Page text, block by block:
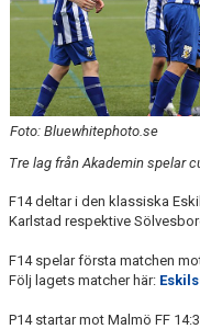
Foto: Bluewhitephoto.se
Tre lag från Akademin spelar
F14 deltar i den klassiska
Karlstad respektive
F14 spelar första matchen
Följ lagets matcher här:
P14 startar mot Malmö FF